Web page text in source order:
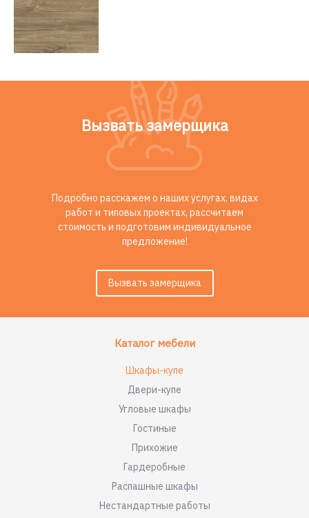
Вызвать замерщика
Подробно расскажем о наших услугах, видах
работ и типовых проектах, рассчитаем
стоимость и подготовим индивидуальное
предложение!
Вызвать замерщика
Каталог мебели
Шкафы-купе
Двери-купе
Угловые шкафы
Гостиные
Прихожие
Гардеробные
Распашные шкафы
Нестандартные работы